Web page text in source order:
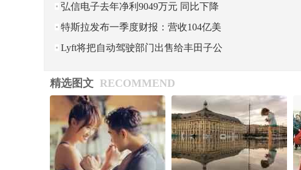
牛市结束
弘信电子去年净利9049万元 同比下降
49.83%
特斯拉发布一季度财报：营收104亿美
元 净利润同比大增
Lyft将把自动驾驶部门出售给丰田子公
精选图文 RECOMMEND